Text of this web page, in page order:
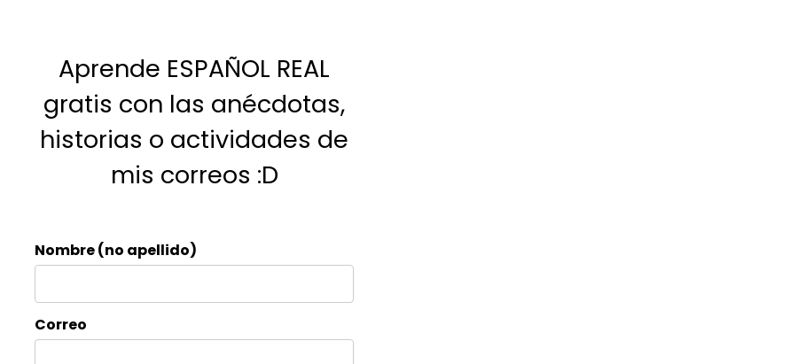
Aprende ESPAÑOL REAL
gratis con las anécdotas,
historias o actividades de
mis correos :D
Nombre (no apellido)
Correo